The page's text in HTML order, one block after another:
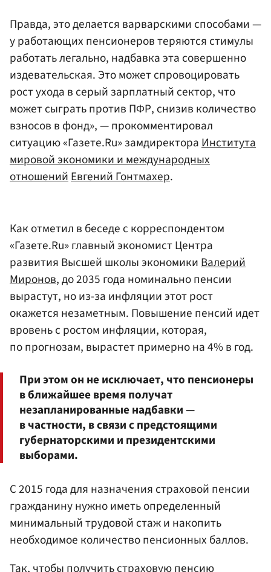
Правда, это делается варварскими способами —
у работающих пенсионеров теряются стимулы
работать легально, надбавка эта совершенно
издевательская. Это может спровоцировать
рост ухода в серый зарплатный сектор, что
может сыграть против ПФР, снизив количество
взносов в фонд», — прокомментировал
ситуацию «Газете.Ru» замдиректораИнститута
мировой экономики и международных
отношенийЕвгений Гонтмахер.
Как отметил в беседе с корреспондентом
«Газете.Ru» главный экономист Центра
развития Высшей школы экономикиВалерий
Миронов, до 2035 года номинально пенсии
вырастут, но из-за инфляции этот рост
окажется незаметным. Повышение пенсий идет
вровень с ростом инфляции, которая,
по прогнозам, вырастет примерно на 4% в год.
При этом он не исключает, что пенсионеры
в ближайшее время получат
незапланированные надбавки —
в частности, в связи с предстоящими
губернаторскими и президентскими
выборами.
С 2015 года для назначения страховой пенсии
гражданину нужно иметь определенный
минимальный трудовой стаж и накопить
необходимое количество пенсионных баллов.